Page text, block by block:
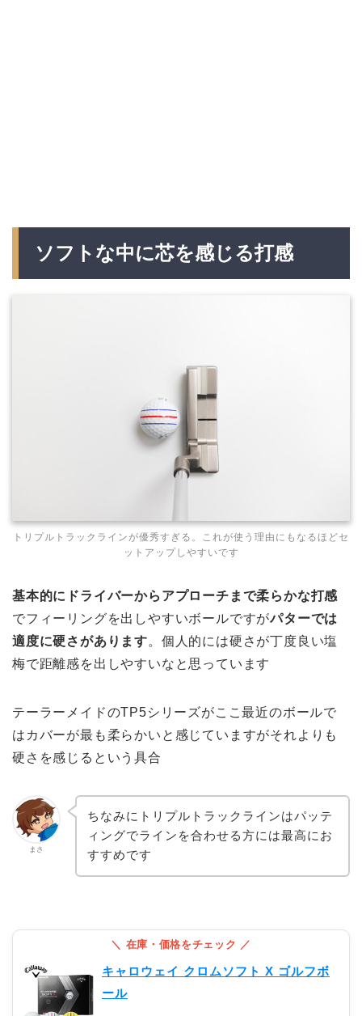
ソフトな中に芯を感じる打感
トリプルトラックラインが優秀すぎる。これが使う理由にもなるほどセ
ットアップしやすいです
基本的にドライバーからアプローチまで柔らかな打感
でフィーリングを出しやすいボールですがパターでは
適度に硬さがあります。個人的には硬さが丁度良い塩
梅で距離感を出しやすいなと思っています
テーラーメイドのTP5シリーズがここ最近のボールで
はカバーが最も柔らかいと感じていますがそれよりも
硬さを感じるという具合
まさ
ちなみにトリプルトラックラインはパッテ
ィングでラインを合わせる方には最高にお
すすめです
キャロウェイ クロムソフト X ゴルフボ
ール